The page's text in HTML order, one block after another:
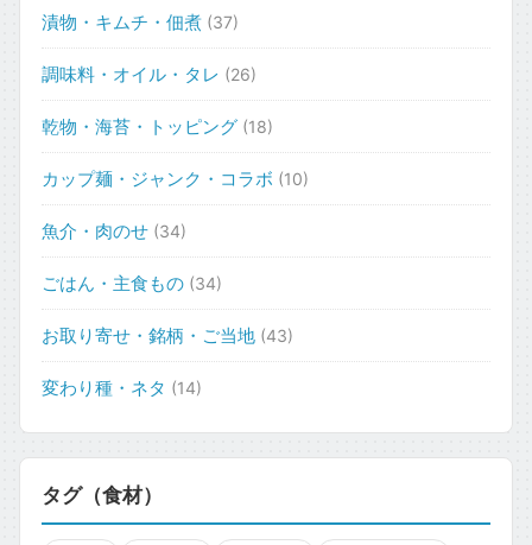
漬物・キムチ・佃煮 (37)
調味料・オイル・タレ (26)
乾物・海苔・トッピング (18)
カップ麺・ジャンク・コラボ (10)
魚介・肉のせ (34)
ごはん・主食もの (34)
お取り寄せ・銘柄・ご当地 (43)
変わり種・ネタ (14)
タグ（食材）